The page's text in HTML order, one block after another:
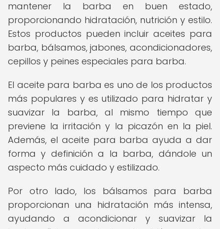
mantener la barba en buen estado,
proporcionando hidratación, nutrición y estilo.
Estos productos pueden incluir aceites para
barba, bálsamos, jabones, acondicionadores,
cepillos y peines especiales para barba.
El aceite para barba es uno de los productos
más populares y es utilizado para hidratar y
suavizar la barba, al mismo tiempo que
previene la irritación y la picazón en la piel.
Además, el aceite para barba ayuda a dar
forma y definición a la barba, dándole un
aspecto más cuidado y estilizado.
Por otro lado, los bálsamos para barba
proporcionan una hidratación más intensa,
ayudando a acondicionar y suavizar la